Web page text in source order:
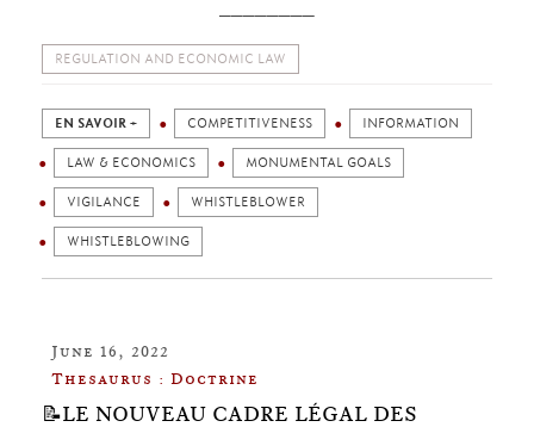
REGULATION AND ECONOMIC LAW
EN SAVOIR + COMPETITIVENESS INFORMATION
LAW & ECONOMICS MONUMENTAL GOALS
VIGILANCE WHISTLEBLOWER
WHISTLEBLOWING
June 16, 2022
Thesaurus : Doctrine
📝LE NOUVEAU CADRE LÉGAL DES